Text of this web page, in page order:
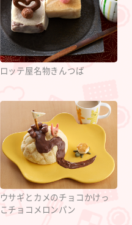
ロッテ屋名物きんつば
ウサギとカメのチョコかけっ
こチョコメロンパン